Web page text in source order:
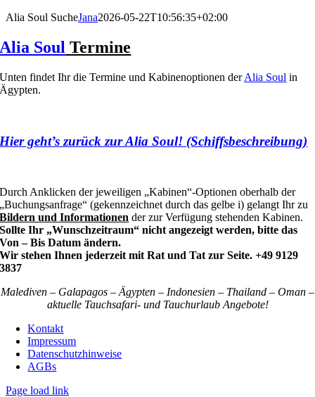
Alia Soul SucheJana2026-05-22T10:56:35+02:00
Alia Soul Termine
Unten findet Ihr die Termine und Kabinenoptionen derAlia Soul in
Ägypten.
Hier geht’s zurück zur Alia Soul! (Schiffsbeschreibung)
Durch Anklicken der jeweiligen „Kabinen“-Optionen oberhalb der
„Buchungsanfrage“ (gekennzeichnet durch das gelbe i) gelangt Ihr zu
Bildern und Informationen der zur Verfügung stehenden Kabinen.
Sollte Ihr „Wunschzeitraum“ nicht angezeigt werden, bitte das
Von – Bis Datum ändern.
Wir stehen Ihnen jederzeit mit Rat und Tat zur Seite. +49 9129
3837
Malediven – Galapagos – Ägypten – Indonesien – Thailand – Oman –
aktuelle Tauchsafari- und Tauchurlaub Angebote!
Kontakt
Impressum
Datenschutzhinweise
AGBs
Page load link